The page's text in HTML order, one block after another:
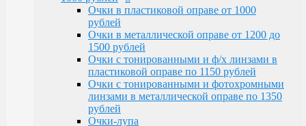
Очки Elife
Очки с диоптриями со стеклянными линзами
В титановой оправе с белыми и
фотохромными линзами
В пластиковой оправе
В металлической оправе с фотохромными
линзами (хамелеон)
В металлической оправе с белыми линзами
Очки для водителей антифары
В металлической оправе с полароидными
Очки в пластиковой оправе от 1000
рублей
Очки в металлической оправе от 1200 до
1500 рублей
Очки с тонированными и ф/х линзами в
пластиковой оправе по 1150 рублей
Очки с тонированными и фотохромными
линзами в металлической оправе по 1350
рублей
Очки-лупа